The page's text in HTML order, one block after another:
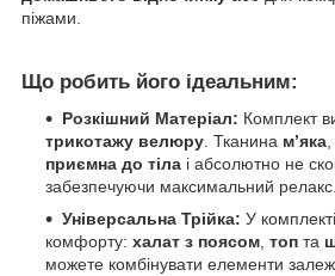
піжами.
Що робить його ідеальним:
Розкішний Матеріал: Комплект
трикотажу велюру. Тканина м’яка,
приємна до тіла і абсолютно не
забезпечуючи максимальний релакс.
Універсальна Трійка: У
комфорту: халат з поясом, топ та
можете комбінувати елементи